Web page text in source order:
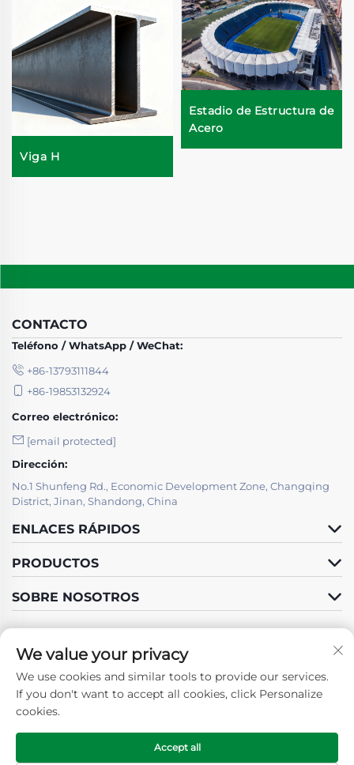
Viga H
Estadio de Estructura de
Acero
CONTACTO
Teléfono / WhatsApp / WeChat:
+86-13793111844
+86-19853132924
Correo electrónico:
[email protected]
Dirección:
No.1 Shunfeng Rd., Economic Development Zone, Changqing
District, Jinan, Shandong, China
ENLACES RÁPIDOS
PRODUCTOS
SOBRE NOSOTROS
Síguenos
Derechos de autor © 2025 por SHANDONG GUOSHUN
We value your privacy
We use cookies and similar tools to provide our services.
If you don't want to accept all cookies, click Personalize
cookies.
Accept all